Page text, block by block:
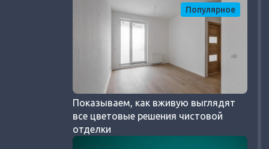
Популярное
Показываем, как вживую выглядят
все цветовые решения чистовой
отделки